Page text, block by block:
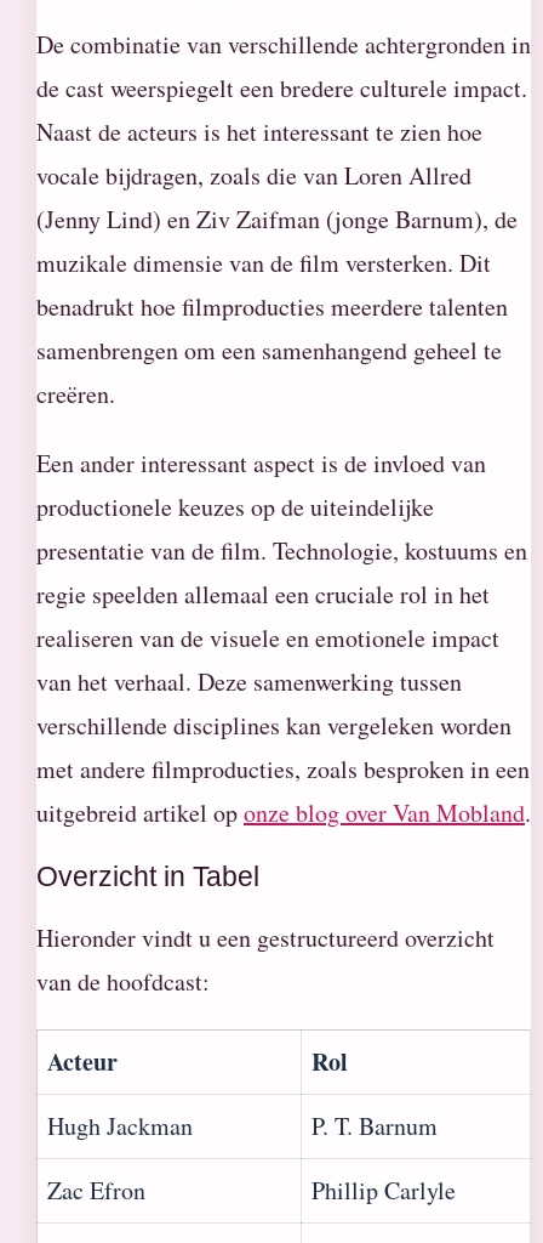
De combinatie van verschillende achtergronden in
de cast weerspiegelt een bredere culturele impact.
Naast de acteurs is het interessant te zien hoe
vocale bijdragen, zoals die van Loren Allred
(Jenny Lind) en Ziv Zaifman (jonge Barnum), de
muzikale dimensie van de film versterken. Dit
benadrukt hoe filmproducties meerdere talenten
samenbrengen om een samenhangend geheel te
creëren.
Een ander interessant aspect is de invloed van
productionele keuzes op de uiteindelijke
presentatie van de film. Technologie, kostuums en
regie speelden allemaal een cruciale rol in het
realiseren van de visuele en emotionele impact
van het verhaal. Deze samenwerking tussen
verschillende disciplines kan vergeleken worden
met andere filmproducties, zoals besproken in een
uitgebreid artikel oponze blog over Van Mobland.
Overzicht in Tabel
Hieronder vindt u een gestructureerd overzicht
van de hoofdcast:
Acteur Rol
Hugh Jackman
P. T. Barnum
Zac Efron
Phillip Carlyle